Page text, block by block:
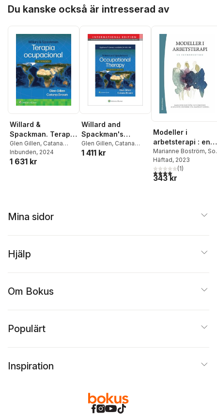
Du kanske också är intresserad av
Willard &
Spackman. Terapia
ocupacional
Glen Gillen, Catana
Brown
Inbunden, 2024
1 631 kr
Willard and
Spackman's
Occupational
Therapy 14e
Glen Gillen, Catana
Brown
1 411 kr
Modeller i
arbetsterapi : en
introduktion
Marianne Boström,
Fristedt ,Marianne
Granbom,Eva
Lexell
Häftad, 2023
4,0utav 5 stjärnor.
(1)
343 kr
Mina sidor
Hjälp
Om Bokus
Populärt
Inspiration